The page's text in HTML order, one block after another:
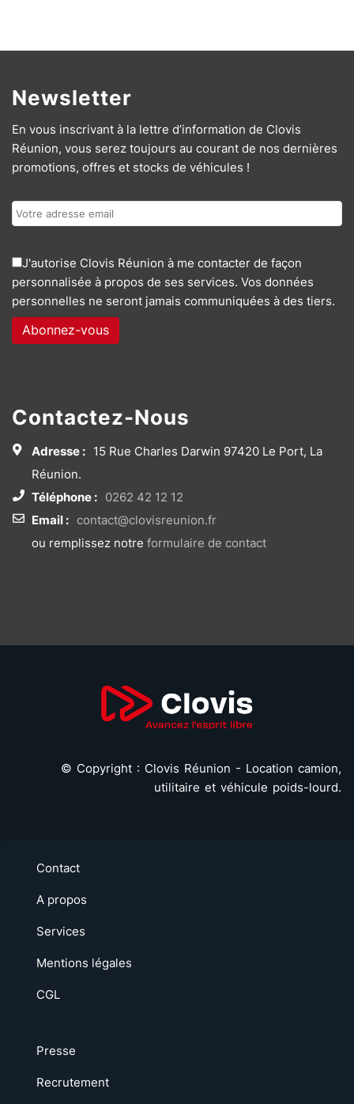
Newsletter
En vous inscrivant à la lettre d’information de Clovis
Réunion, vous serez toujours au courant de nos dernières
promotions, offres et stocks de véhicules !
J'autorise Clovis Réunion à me contacter de façon
personnalisée à propos de ses services. Vos données
personnelles ne seront jamais communiquées à des tiers.
Contactez-Nous
Adresse : 15 Rue Charles Darwin 97420 Le Port, La
Réunion.
Téléphone : 0262 42 12 12
Email : contact@clovisreunion.fr
ou remplissez notre formulaire de contact
© Copyright : Clovis Réunion - Location camion,
utilitaire et véhicule poids-lourd.
Contact
A propos
Services
Mentions légales
CGL
Presse
Recrutement